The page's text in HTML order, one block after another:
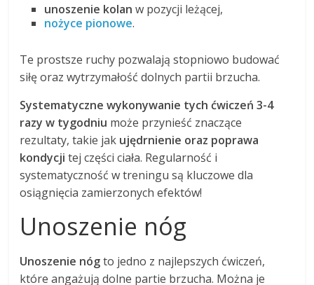
unoszenie kolan w pozycji leżącej,
nożyce pionowe.
Te prostsze ruchy pozwalają stopniowo budować
siłę oraz wytrzymałość dolnych partii brzucha.
Systematyczne wykonywanie tych ćwiczeń 3-4
razy w tygodniu może przynieść znaczące
rezultaty, takie jak ujędrnienie oraz poprawa
kondycji tej części ciała. Regularność i
systematyczność w treningu są kluczowe dla
osiągnięcia zamierzonych efektów!
Unoszenie nóg
Unoszenie nógto jedno z najlepszych ćwiczeń,
które angażują dolne partie brzucha. Można je